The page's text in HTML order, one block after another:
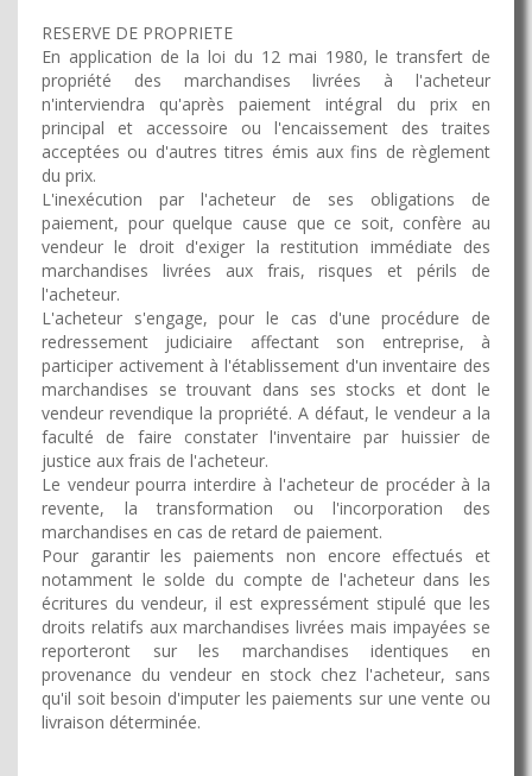
RESERVE DE PROPRIETE
En application de la loi du 12 mai 1980, le transfert de
propriété des marchandises livrées à l'acheteur
n'interviendra qu'après paiement intégral du prix en
principal et accessoire ou l'encaissement des traites
acceptées ou d'autres titres émis aux fins de règlement
du prix.
L'inexécution par l'acheteur de ses obligations de
paiement, pour quelque cause que ce soit, confère au
vendeur le droit d'exiger la restitution immédiate des
marchandises livrées aux frais, risques et périls de
l'acheteur.
L'acheteur s'engage, pour le cas d'une procédure de
redressement judiciaire affectant son entreprise, à
participer activement à l'établissement d'un inventaire des
marchandises se trouvant dans ses stocks et dont le
vendeur revendique la propriété. A défaut, le vendeur a la
faculté de faire constater l'inventaire par huissier de
justice aux frais de l'acheteur.
Le vendeur pourra interdire à l'acheteur de procéder à la
revente, la transformation ou l'incorporation des
marchandises en cas de retard de paiement.
Pour garantir les paiements non encore effectués et
notamment le solde du compte de l'acheteur dans les
écritures du vendeur, il est expressément stipulé que les
droits relatifs aux marchandises livrées mais impayées se
reporteront sur les marchandises identiques en
provenance du vendeur en stock chez l'acheteur, sans
qu'il soit besoin d'imputer les paiements sur une vente ou
livraison déterminée.